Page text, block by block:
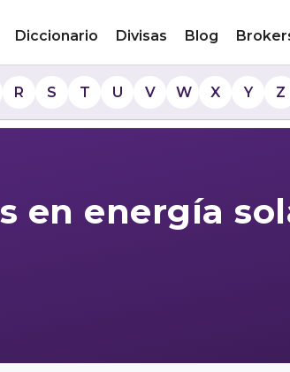
Diccionario Divisas Blog
R S T U V W X Y Z
en energía